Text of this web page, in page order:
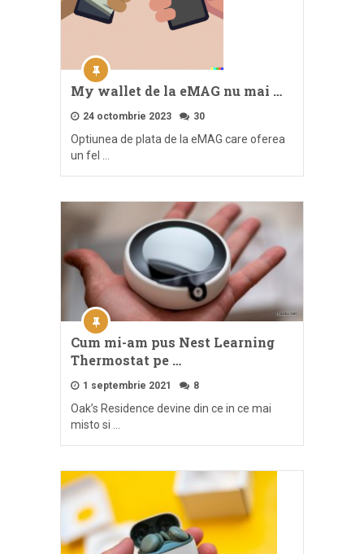
My wallet de la eMAG nu mai …
24 octombrie 2023 30
Optiunea de plata de la eMAG care oferea
un fel …
Cum mi-am pus Nest Learning
Thermostat pe …
1 septembrie 2021 8
Oak’s Residence devine din ce in ce mai
misto si …